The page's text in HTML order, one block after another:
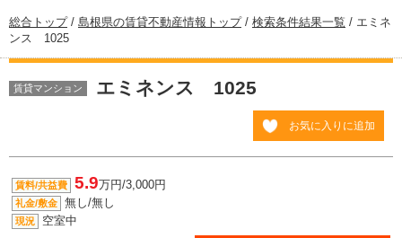
現
在
の
置：
総合トップ/ 島根県の賃貸不動産情報トップ/ 検索条件結果一覧 / エミネ
ンス 1025
賃貸マンション エミネンス 1025
お気に入りに追加
賃料/共益費 5.9万円/3,000円
礼金/敷金 無し/無し
現況 空室中